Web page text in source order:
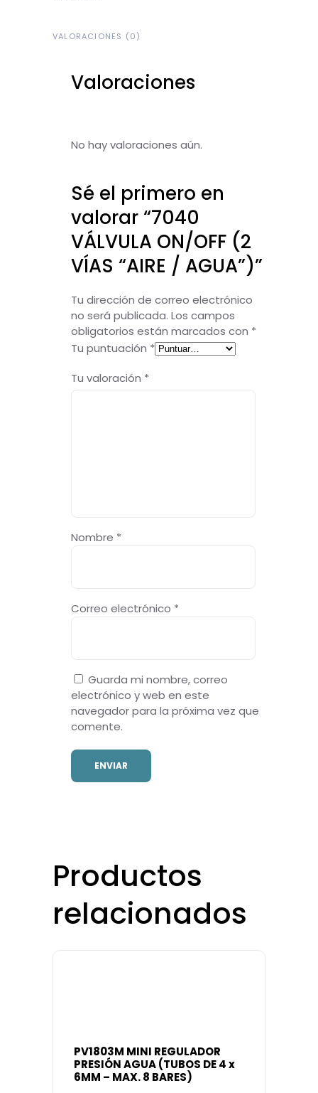
VALORACIONES (0)
Valoraciones
No hay valoraciones aún.
Sé el primero en
valorar “7040
VÁLVULA ON/OFF (2
VÍAS “AIRE / AGUA”)”
Tu dirección de correo electrónico
no será publicada. Los campos
obligatorios están marcados con *
Tu puntuación *
Tu valoración *
Nombre *
Correo electrónico *
Guarda mi nombre, correo
electrónico y web en este
navegador para la próxima vez que
comente.
Productos
relacionados
PV1803M MINI REGULADOR
PRESIÓN AGUA (TUBOS DE 4 x
6MM – MAX. 8 BARES)